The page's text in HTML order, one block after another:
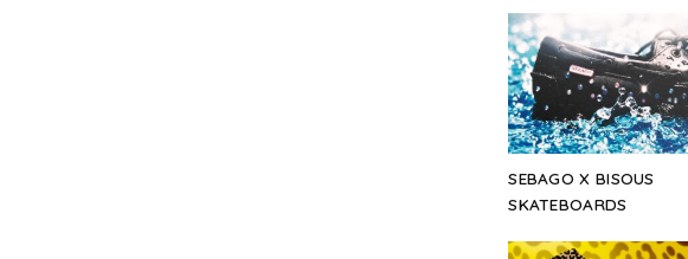
SEBAGO X BISOUS
SKATEBOARDS